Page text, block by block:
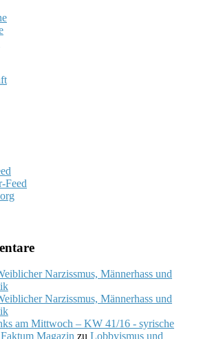
Feed
Narzissmus, Männerhass und
Narzissmus, Männerhass und
am Mittwoch – KW 41/16 - syrische
Magazin zu Lobbyismus und